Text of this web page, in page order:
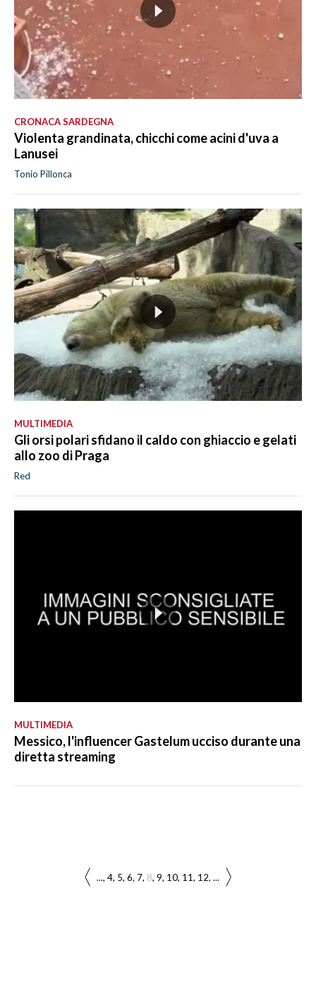
CRONACA SARDEGNA
Violenta grandinata, chicchi come acini d'uva a
Lanusei
Tonio Pillonca
MULTIMEDIA
Gli orsi polari sfidano il caldo con ghiaccio e gelati
allo zoo di Praga
Red
MULTIMEDIA
Messico, l'influencer Gastelum ucciso durante una
diretta streaming
... 4 5 6 7 8 9 10 11 12 ...